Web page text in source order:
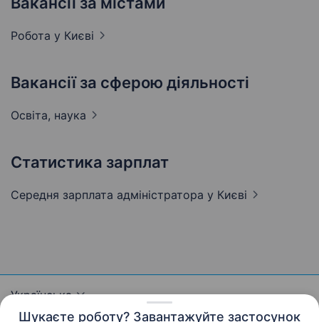
Шукаєте роботу? Завантажуйте застосунок
Робота у Києві
Вакансії за сферою діяльності
Освіта, наука
Статистика зарплат
Середня зарплата адміністратора у Києві
Українська